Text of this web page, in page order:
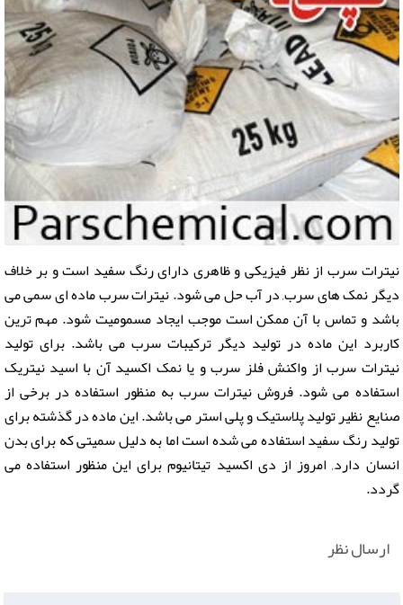
نیترات سرب از نظر فیزیکی و ظاهری دارای رنگ سفید است و بر خلاف
دیگر نمک های سرب, در آب حل می شود. نیترات سرب ماده ای سمی می
باشد و تماس با آن ممکن است موجب ایجاد مسمومیت شود. مهم ترین
کاربرد این ماده در تولید دیگر ترکیبات سرب می باشد. برای تولید
نیترات سرب از واکنش فلز سرب و یا نمک اکسید آن با اسید نیتریک
استفاده می شود. فروش نیترات سرب به منظور استفاده در برخی از
صنایع نظیر تولید پلاستیک و پلی استر می باشد. این ماده در گذشته برای
تولید رنگ سفید استفاده می شده است اما به دلیل سمیتی که برای بدن
انسان دارد, امروز از دی اکسید تیتانیوم برای این منظور استفاده می
گردد.
ارسال نظر